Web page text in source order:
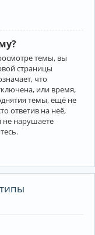
темы, вы
страницы
что
или время,
темы, ещё не
ответив на неё,
не нарушаете